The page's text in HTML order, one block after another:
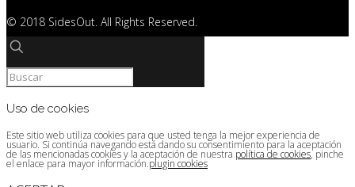
© 2018 SidesOut. All Rights Reserved.
Uso de cookies
Este sitio web utiliza cookies para que usted tenga la mejor experiencia de
usuario. Si continúa navegando está dando su consentimiento para la aceptación
de las mencionadas cookies y la aceptación de nuestra política de cookies, pinche
el enlace para mayor información.plugin cookies